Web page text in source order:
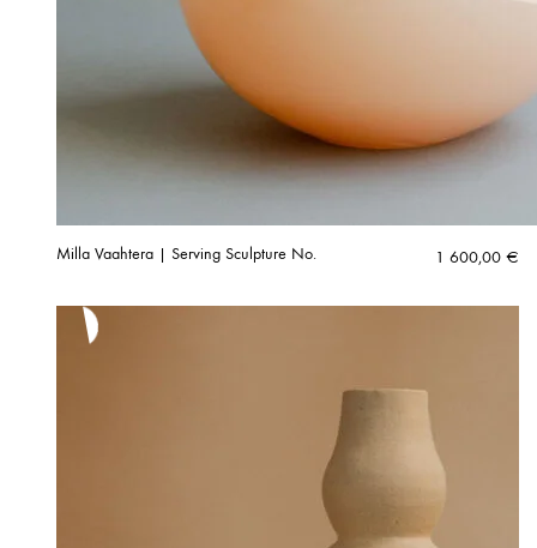
Milla Vaahtera | Serving Sculpture No. 1 600,00 €